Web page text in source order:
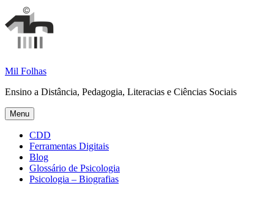
to
content
Mil Folhas
Ensino a Distância, Pedagogia, Literacias e Ciências Sociais
Menu
CDD
Ferramentas Digitais
Blog
Glossário de Psicologia
Psicologia – Biografias